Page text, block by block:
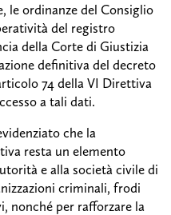
le ordinanze del Consiglio
del registro
della Corte di Giustizia
definitiva del decreto
74 della VI Direttiva
a tali dati.
che la
resta un elemento
e alla società civile di
criminali, frodi
nonché per rafforzare la